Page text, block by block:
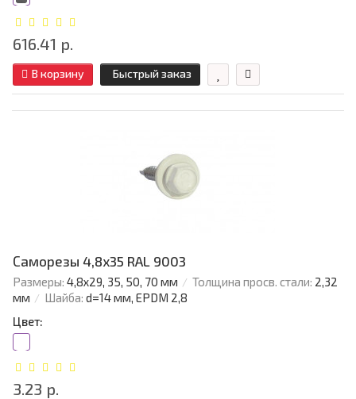
616.41 р.
В корзину Быстрый заказ
Саморезы 4,8х35 RAL 9003
Размеры: 4,8х29, 35, 50, 70 мм Толщина просв. стали: 2,32
мм
Шайба: d=14 мм, EPDM 2,8
Цвет:
3.23 р.